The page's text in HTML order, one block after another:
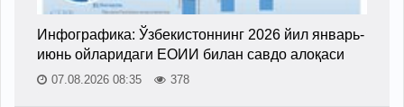
Инфографика: Ўзбекистоннинг 2026 йил январь-
июнь ойларидаги ЕОИИ билан савдо алоқаси
07.08.2026 08:35 378